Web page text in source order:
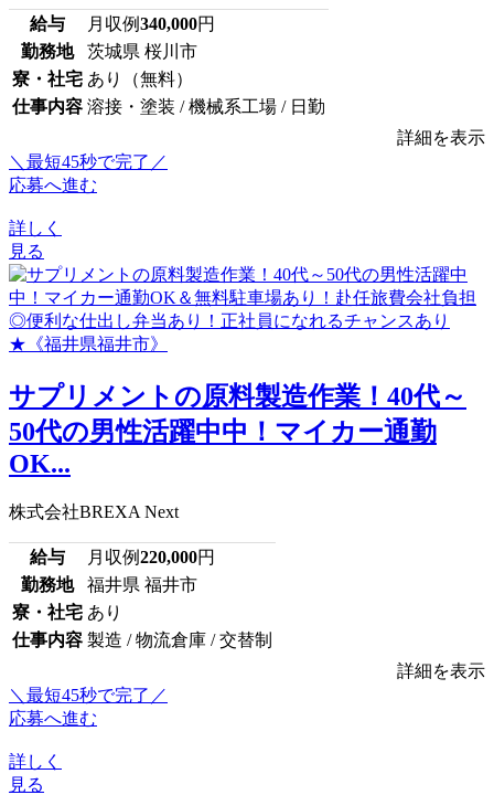
給与 月収例340,000円
勤務地
茨城県 桜川市
寮・社宅 あり（無料）
仕事内容 溶接・塗装 / 機械系工場 / 日勤
詳細を表示
＼最短45秒で完了／
応募へ進む
詳しく
見る
サプリメントの原料製造作業！40代～
50代の男性活躍中中！マイカー通勤
OK...
株式会社BREXA Next
給与 月収例220,000円
勤務地
福井県 福井市
寮・社宅 あり
仕事内容 製造 / 物流倉庫 / 交替制
詳細を表示
＼最短45秒で完了／
応募へ進む
詳しく
見る